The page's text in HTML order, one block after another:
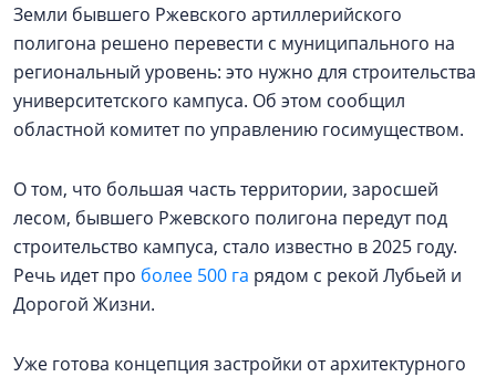
Земли бывшего Ржевского артиллерийского
полигона решено перевести с муниципального на
региональный уровень: это нужно для строительства
университетского кампуса. Об этом сообщил
областной комитет по управлению госимуществом.
О том, что большая часть территории, заросшей
лесом, бывшего Ржевского полигона передут под
строительство кампуса, стало известно в 2025 году.
Речь идет про более 500 га рядом с рекой Лубьей и
Дорогой Жизни.
Уже готова концепция застройки от архитектурного